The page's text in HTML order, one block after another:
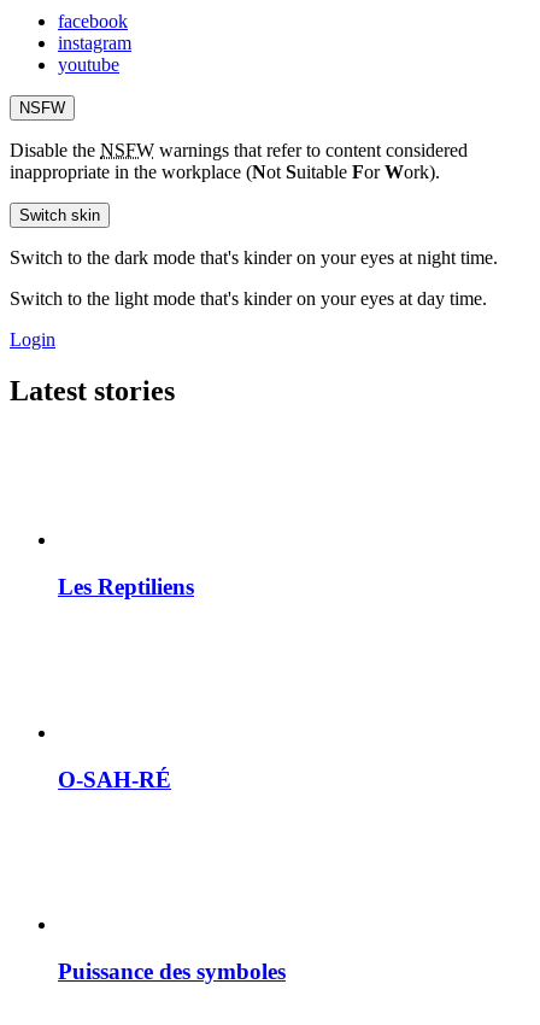
facebook
instagram
youtube
NSFW
Disable the NSFW warnings that refer to content considered
inappropriate in the workplace (Not Suitable ForWork).
Switch skin
Switch to the dark mode that's kinder on your eyes at night time.
Switch to the light mode that's kinder on your eyes at day time.
Login
Latest stories
Les Reptiliens
O-SAH-RÉ
Puissance des symboles